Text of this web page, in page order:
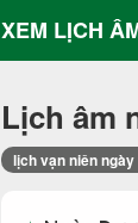
XEM LỊCH
Lịch âm
lịch vạn niên